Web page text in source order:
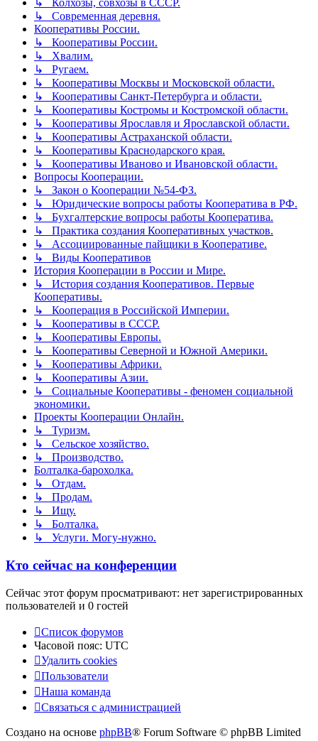
↳ Колхозы, совхозы в СССР.
↳ Современная деревня.
Кооперативы России.
↳ Кооперативы России.
↳ Хвалим.
↳ Ругаем.
↳ Кооперативы Москвы и Московской области.
↳ Кооперативы Санкт-Петербурга и области.
↳ Кооперативы Костромы и Костромской области.
↳ Кооперативы Ярославля и Ярославской области.
↳ Кооперативы Астраханской области.
↳ Кооперативы Краснодарского края.
↳ Кооперативы Иваново и Ивановской области.
Вопросы Кооперации.
↳ Закон о Кооперации №54-ФЗ.
↳ Юридические вопросы работы Кооператива в РФ.
↳ Бухгалтерские вопросы работы Кооператива.
↳ Практика создания Кооперативных участков.
↳ Ассоциированные пайщики в Кооперативе.
↳ Виды Кооперативов
История Кооперации в России и Мире.
↳ История создания Кооперативов. Первые
Кооперативы.
↳ Кооперация в Российской Империи.
↳ Кооперативы в СССР.
↳ Кооперативы Европы.
↳ Кооперативы Северной и Южной Америки.
↳ Кооперативы Африки.
↳ Кооперативы Азии.
↳ Социальные Кооперативы - феномен социальной
экономики.
Проекты Кооперации Онлайн.
↳ Туризм.
↳ Сельское хозяйство.
↳ Производство.
Болталка-барохолка.
↳ Отдам.
↳ Продам.
↳ Ищу.
↳ Болталка.
↳ Услуги. Могу-нужно.
Кто сейчас на конференции
Сейчас этот форум просматривают: нет зарегистрированных
пользователей и 0 гостей
Список форумов
Часовой пояс: UTC
Удалить cookies
Пользователи
Наша команда
Связаться с администрацией
Создано на основе phpBB® Forum Software © phpBB Limited